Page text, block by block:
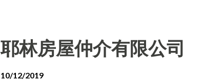
耶林房屋仲介有限公司
10/12/2019